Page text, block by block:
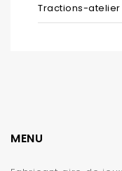
Tractions-atelier
MENU